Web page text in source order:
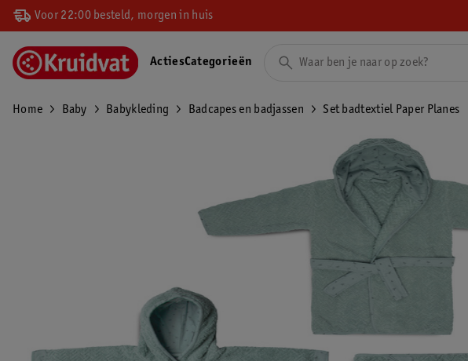
Voor 22:00 besteld, morgen in huis
ActiesCategorieën
Home Baby Babykleding Badcapes en badjassen Set badtextiel Paper Planes